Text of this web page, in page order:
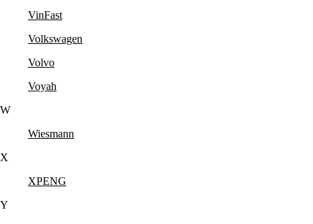
VinFast
Volkswagen
Volvo
Voyah
W
Wiesmann
X
XPENG
Y